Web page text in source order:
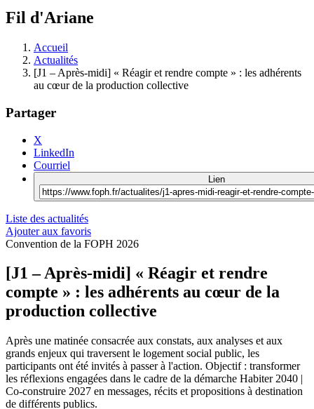
Fil d'Ariane
Accueil
Actualités
[J1 – Après-midi] « Réagir et rendre compte » : les adhérents
au cœur de la production collective
Partager
X
LinkedIn
Courriel
Lien
Liste des actualités
Ajouter aux favoris
Convention de la FOPH 2026
[J1 – Après-midi] « Réagir et rendre
compte » : les adhérents au cœur de la
production collective
Après une matinée consacrée aux constats, aux analyses et aux
grands enjeux qui traversent le logement social public, les
participants ont été invités à passer à l'action. Objectif : transformer
les réflexions engagées dans le cadre de la démarche Habiter 2040 |
Co-construire 2027 en messages, récits et propositions à destination
de différents publics.